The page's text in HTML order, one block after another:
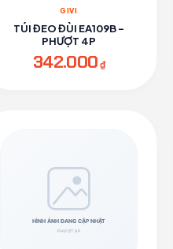
GIVI
TÚI ĐEO ĐÙI EA109B -
PHƯỢT 4P
342.000₫